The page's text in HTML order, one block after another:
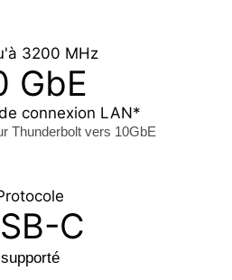
3200 MHz
GbE
connexion LAN*
Thunderbolt vers 10GbE
C
supporté